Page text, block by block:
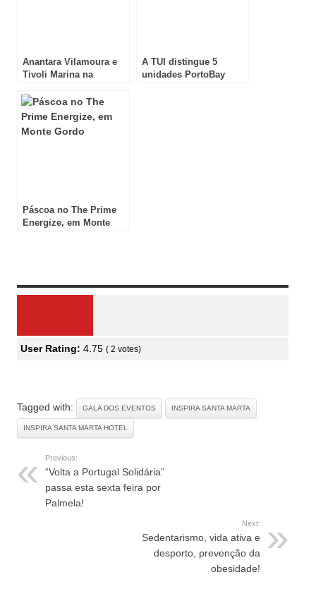
Anantara Vilamoura e
Tivoli Marina na
A TUI distingue 5
unidades PortoBay
Páscoa no The Prime
Energize, em Monte
User Rating: 4.75 ( 2 votes)
Tagged with: GALA DOS EVENTOS INSPIRA SANTA MARTA
INSPIRA SANTA MARTA HOTEL
Previous:
“Volta a Portugal Solidária”
passa esta sexta feira por
Palmela!
Next:
Sedentarismo, vida ativa e
desporto, prevenção da
obesidade!